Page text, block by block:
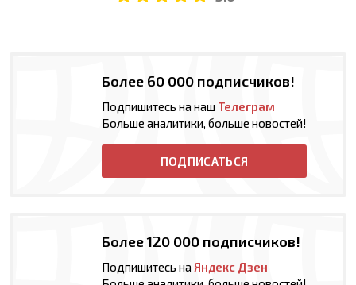
Более 60 000 подписчиков!
Подпишитесь на наш Телеграм
Больше аналитики, больше новостей!
ПОДПИСАТЬСЯ
Более 120 000 подписчиков!
Подпишитесь на Яндекс Дзен